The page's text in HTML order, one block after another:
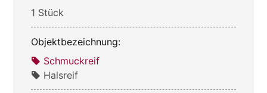
1 Stück
Objektbezeichnung:
Schmuckreif
Halsreif